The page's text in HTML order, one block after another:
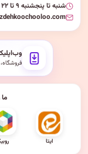
شنبه تا پنجشنبه ۹ تا ۲۲ یکسره · جمعه‌ها ۱۰ تا ۱۴ و ۱۶ تا ۲۱
ایتا